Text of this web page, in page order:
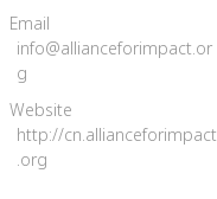
Email
info@allianceforimpact.or
g
Website
http://cn.allianceforimpact
.org